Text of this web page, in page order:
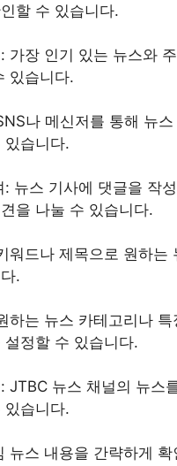
할 수 있습니다.
가장 인기 있는 뉴스와
있습니다.
나 메신저를 통해 뉴스
있습니다.
: 뉴스 기사에 댓글을 작
을 나눌 수 있습니다.
워드나 제목으로 원하는
.
하는 뉴스 카테고리나 특
정할 수 있습니다.
JTBC 뉴스 채널의 뉴스
있습니다.
뉴스 내용을 간략하게 확